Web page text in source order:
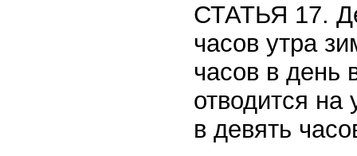
СТАТЬЯ 17.
часов утра
часов в день
отводится на
в девять